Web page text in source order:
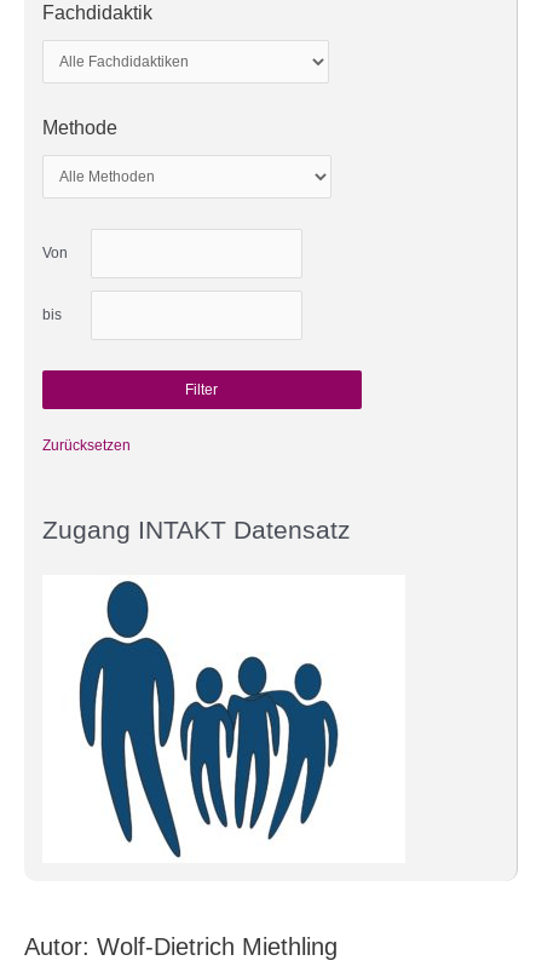
Fachdidaktik
Methode
Von
bis
Zurücksetzen
Zugang INTAKT Datensatz
Autor: Wolf-Dietrich Miethling